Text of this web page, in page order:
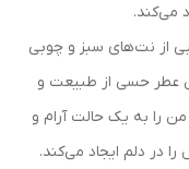
می‌کند.
از نت‌های سبز و چوبی
عطر حسی از طبیعت و
را به یک حالت آرام و
در دلم ایجاد می‌کند.